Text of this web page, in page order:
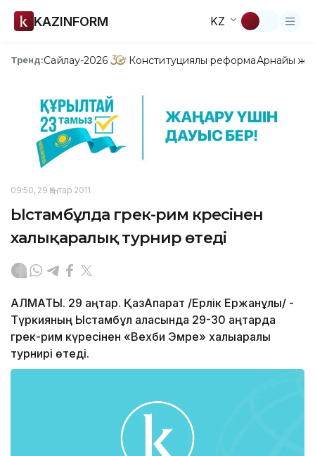
KAZINFORM KZ
Тренд:Сайлау-2026 Конституциялық реформаАрнайы
09:50, 29 Қаңтар 2011
Ыстамбұлда грек-рим күресінен
халықаралық турнир өтеді
АЛМАТЫ. 29 қаңтар. ҚазАқпарат /Ерлік Ержанұлы/ -
Түркияның Ыстамбұл қаласында 29-30 қаңтарда
грек-рим күресінен «Вехби Эмре» халықаралық
турнирі өтеді.